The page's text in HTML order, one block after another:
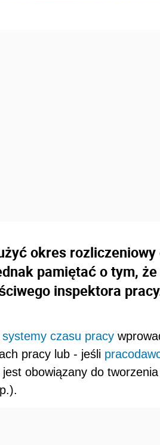
okres
pamiętać o tym,
inspektora
systemy czasu pracy
pracy lub - jeśli
obowiązany do